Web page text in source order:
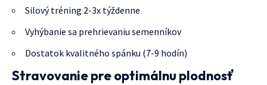
Silový tréning 2-3x týždenne
Vyhýbanie sa prehrievaniu semenníkov
Dostatok kvalitného spánku (7-9 hodín)
Stravovanie pre optimálnu plodnosť